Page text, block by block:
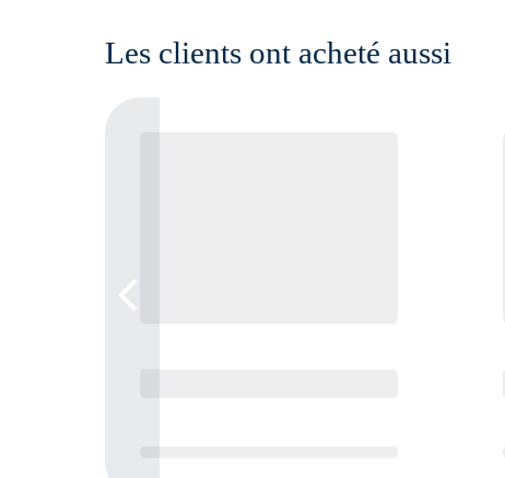
Les clients ont acheté aussi